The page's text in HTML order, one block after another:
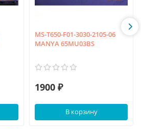
MS-T650-F01-3030-2105-06
MANYA 65MU03BS
1900 ₽
В корзину